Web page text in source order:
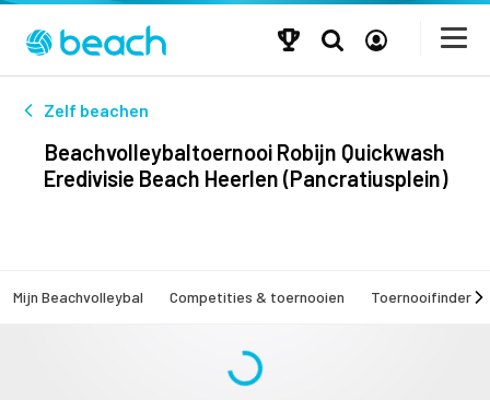
Zelf beachen
Beachvolleybaltoernooi Robijn Quickwash
Eredivisie Beach Heerlen (Pancratiusplein)
Mijn Beachvolleybal Competities & toernooien Toernooifinder